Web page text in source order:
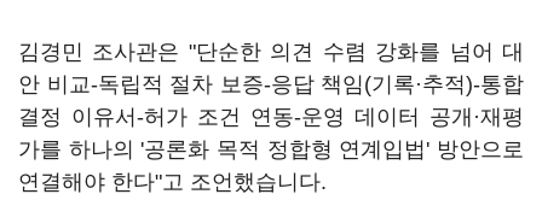
김경민 조사관은 "단순한 의견 수렴 강화를 넘어 대
안 비교-독립적 절차 보증-응답 책임(기록·추적)-통합
결정 이유서-허가 조건 연동-운영 데이터 공개·재평
가를 하나의 '공론화 목적 정합형 연계입법' 방안으로
연결해야 한다"고 조언했습니다.